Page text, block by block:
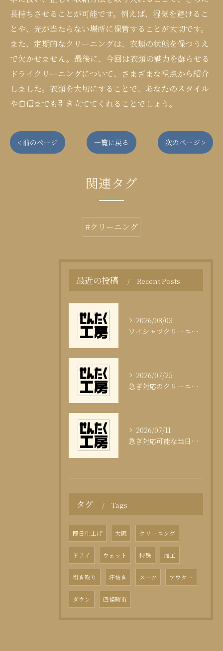
長持ちさせることが可能です。例えば、湿気を避けるこ
とや、光が当たらない場所に保管することが大切です。
また、定期的なクリーニングは、衣類の状態を保つうえ
で欠かせません。最後に、今回は衣類の魅力を蘇らせる
ドライクリーニングについて、さまざまな視点から紹介
しました。衣類を大切にすることで、あなたのスタイル
や自信までも引き立ててくれることでしょう。
< 前のページ 一覧に戻る 次のページ >
関連タグ
#クリーニング
最近の投稿 Recent Posts
2026/08/03
ワイシャツクリーニング頻度と清潔感の科学
2026/07/25
急ぎ対応のクリーニング即日サービスの秘訣
2026/07/11
急ぎ対応可能な当日クリーニングの実態
タグ Tags
即日仕上げ 大阪 クリーニング
ドライ ウェット 特殊 加工
引き取り 汗抜き スーツ アウター
ダウン 四條畷市